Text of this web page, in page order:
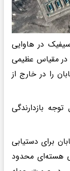
در هاوایی
در مقیاس عظیمی
را در خارج از
بازدارندگی
برای دستیابی
هسته‌ای محدود